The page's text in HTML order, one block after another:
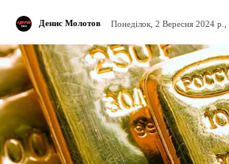
Денис Молотов Понеділок, 2 Вересня 2024 р.,